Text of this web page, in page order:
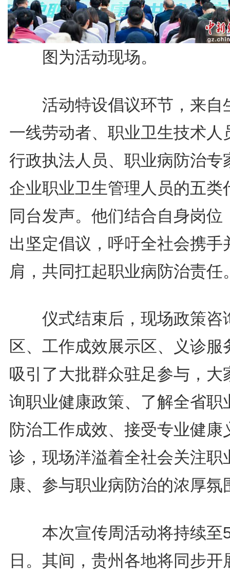
图为活动现场。
活动特设倡议环节，来自
一线劳动者、职业卫生技术人
行政执法人员、职业病防治专
企业职业卫生管理人员的五类
同台发声。他们结合自身岗位
出坚定倡议，呼吁全社会携手
肩，共同扛起职业病防治责任
仪式结束后，现场政策咨
区、工作成效展示区、义诊服
吸引了大批群众驻足参与，大
询职业健康政策、了解全省职
防治工作成效、接受专业健康
诊，现场洋溢着全社会关注职
康、参与职业病防治的浓厚氛
本次宣传周活动将持续至
日。其间，贵州各地将同步开